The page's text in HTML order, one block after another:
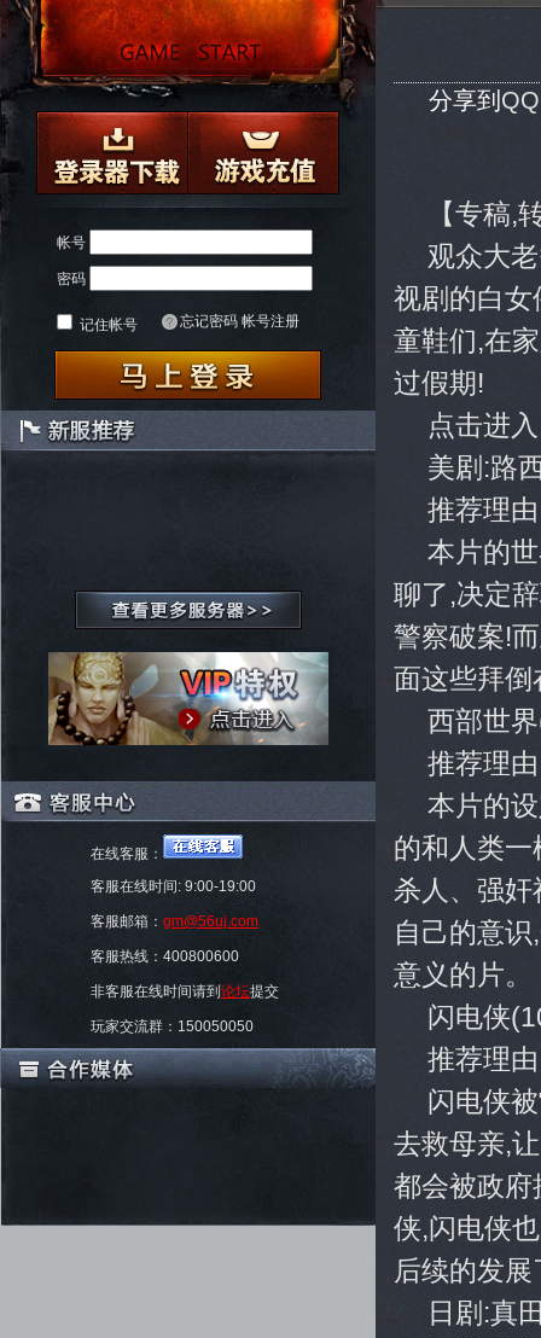
帐号
密码
记住帐号 忘记密码 帐号注册
在线客服：
客服在线时间: 9:00-19:00
客服邮箱： gm@56uj.com
客服热线：400800600
非客服在线时间请到 论坛提交
玩家交流群：150050050
分享到
【专稿,
观众大
视剧的白女
童鞋们,在
过假期!
点击进
美剧:路
推荐理
本片的
聊了,决定
警察破案!
面这些拜倒
西部世
推荐理
本片的
的和人类
杀人、强
自己的意
意义的片。
闪电侠
推荐理
闪电侠
去救母亲,
都会被政府
侠,闪电侠
后续的发展
日剧:真